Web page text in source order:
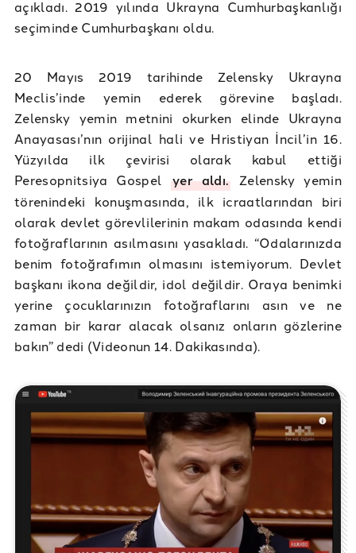
açıkladı. 2019 yılında Ukrayna Cumhurbaşkanlığı
seçiminde Cumhurbaşkanı oldu.
20 Mayıs 2019 tarihinde Zelensky Ukrayna
Meclis’inde yemin ederek görevine başladı.
Zelensky yemin metnini okurken elinde Ukrayna
Anayasası’nın orijinal hali ve Hristiyan İncil’in 16.
Yüzyılda ilk çevirisi olarak kabul ettiği
Peresopnitsiya Gospel yer aldı. Zelensky yemin
törenindeki konuşmasında, ilk icraatlarından biri
olarak devlet görevlilerinin makam odasında kendi
fotoğraflarının asılmasını yasakladı. “Odalarınızda
benim fotoğrafımın olmasını istemiyorum. Devlet
başkanı ikona değildir, idol değildir. Oraya benimki
yerine çocuklarınızın fotoğraflarını asın ve ne
zaman bir karar alacak olsanız onların gözlerine
bakın” dedi (Videonun 14. Dakikasında).